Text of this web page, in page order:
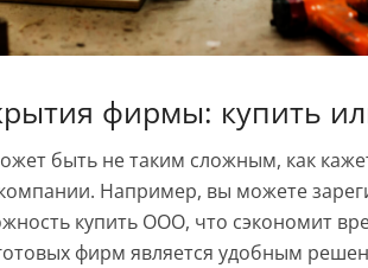
фирмы: купить
быть не таким сложным, как
Например, вы можете
купить ООО, что сэкономит
фирм является удобным